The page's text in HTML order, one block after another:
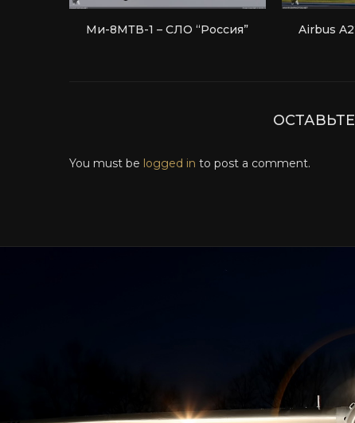
Ми-8МТВ-1 – СЛО “Россия” Airbus
You must be logged in to post a comment.